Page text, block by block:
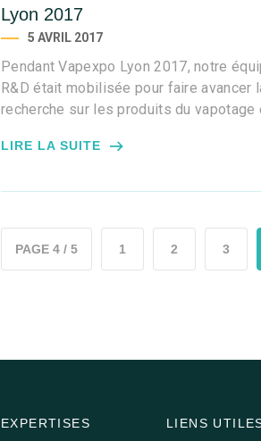
Lyon 2017
5 AVRIL 2017
Pendant Vapexpo Lyon 2017, notre
R&D était mobilisée pour faire avancer
recherche sur les produits du vapotage
LIRE LA SUITE
PAGE 4 / 5 1 2 3
EXPERTISES LIENS